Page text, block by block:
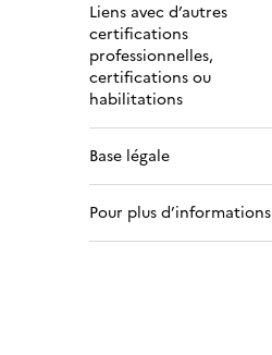
Liens avec d’autres
certifications
professionnelles,
certifications ou
habilitations
Base légale
Pour plus d’informations